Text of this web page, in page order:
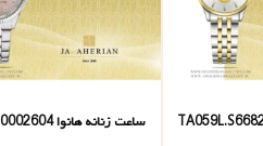
ساعت زنانه هانوا HAWLH0002604